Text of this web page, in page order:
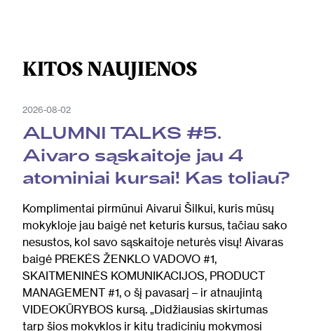
KITOS NAUJIENOS
2026-08-02
ALUMNI TALKS #5.
Aivaro sąskaitoje jau 4
atominiai kursai! Kas toliau?
Komplimentai pirmūnui Aivarui Šilkui, kuris mūsų
mokykloje jau baigė net keturis kursus, tačiau sako
nesustos, kol savo sąskaitoje neturės visų! Aivaras
baigė PREKĖS ŽENKLO VADOVO #1,
SKAITMENINĖS KOMUNIKACIJOS, PRODUCT
MANAGEMENT #1, o šį pavasarį – ir atnaujintą
VIDEOKŪRYBOS kursą. „Didžiausias skirtumas
tarp šios mokyklos ir kitų tradicinių mokymosi